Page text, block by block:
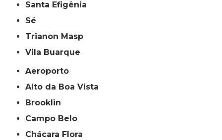
Santa Efigênia
Sé
Trianon Masp
Vila Buarque
Aeroporto
Alto da Boa Vista
Brooklin
Campo Belo
Chácara Flora